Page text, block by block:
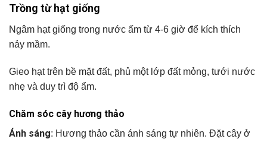
Trồng từ hạt giống
Ngâm hạt giống trong nước ấm từ 4-6 giờ để kích thích
nảy mầm.
Gieo hạt trên bề mặt đất, phủ một lớp đất mỏng, tưới nước
nhẹ và duy trì độ ẩm.
Chăm sóc cây hương thảo
Ánh sáng: Hương thảo cần ánh sáng tự nhiên. Đặt cây ở